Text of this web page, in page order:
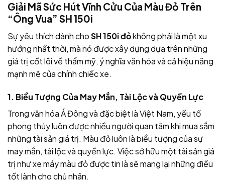
Giải Mã Sức Hút Vĩnh Cửu Của Màu Đỏ Trên
“Ông Vua” SH 150i
Sự yêu thích dành choSH 150i đỏkhông phải là một xu
hướng nhất thời, mà nó được xây dựng dựa trên những
giá trị cốt lõi về thẩm mỹ, ý nghĩa văn hóa và cả hiệu năng
mạnh mẽ của chính chiếc xe.
1. Biểu Tượng Của May Mắn, Tài Lộc và Quyền Lực
Trong văn hóa Á Đông và đặc biệt là Việt Nam, yếu tố
phong thủy luôn được nhiều người quan tâm khi mua sắm
những tài sản giá trị. Màu đỏ luôn là biểu tượng của sự
may mắn, tài lộc và quyền lực. Việc sở hữu một tài sản giá
trị như xe máy màu đỏ được tin là sẽ mang lại những điều
tốt lành cho chủ nhân.